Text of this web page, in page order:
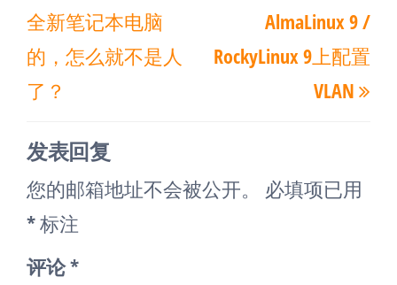
导
航
篇
文
章
全新笔记本电脑
的，怎么就不是人
了？
AlmaLinux 9 /
RockyLinux 9上配置
VLAN
发表回复
您的邮箱地址不会被公开。
必填项已用
*标注
评论*